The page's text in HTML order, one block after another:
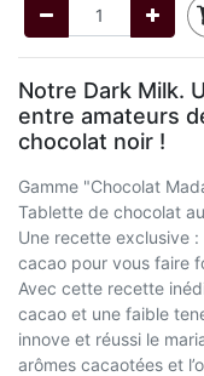
Notre Dark Milk.
entre amateurs
chocolat noir !
Gamme "Chocolat
Tablette de chocolat
Une recette exclusive
cacao pour vous faire
Avec cette recette
cacao et une faible
innove et réussi le
arômes cacaotées et